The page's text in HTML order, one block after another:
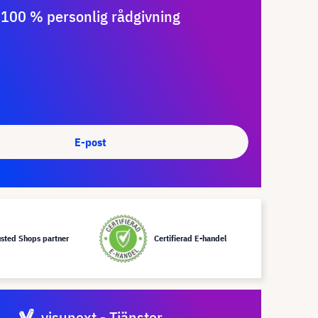
100 % personlig rådgivning
E-post
Shops partner Certifierad E-handel